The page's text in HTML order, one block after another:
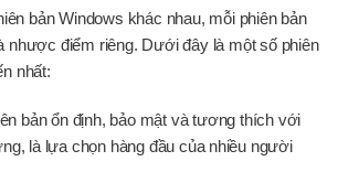
bản Windows khác nhau, mỗi phiên bản
nhược điểm riêng. Dưới đây là một số phiên
nhất:
bản ổn định, bảo mật và tương thích với
là lựa chọn hàng đầu của nhiều người